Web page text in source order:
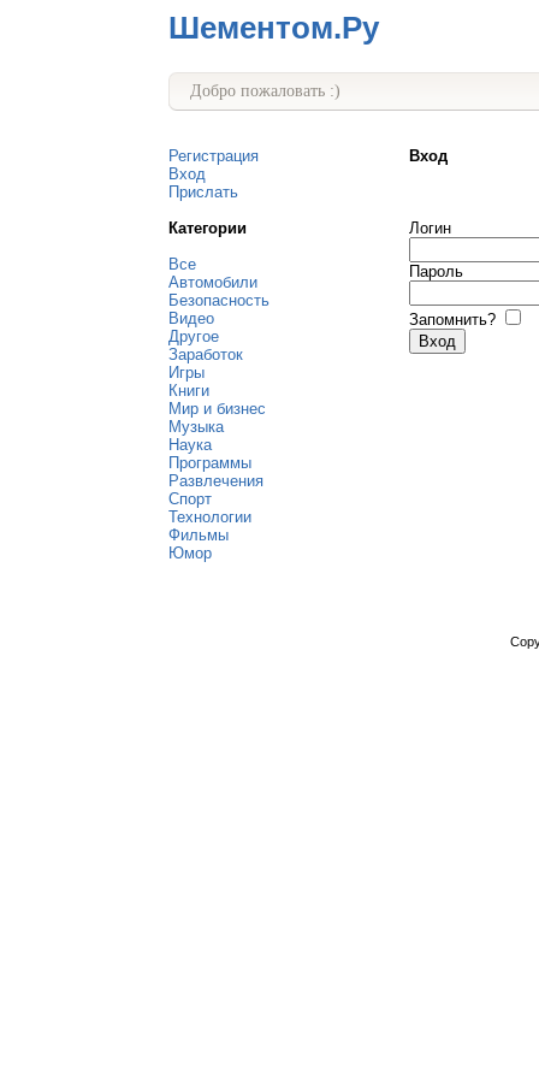
Шементом.Ру
Добро пожаловать :)
Регистрация
Вход
Прислать
Категории
Все
Автомобили
Безопасность
Видео
Другое
Заработок
Игры
Книги
Мир и бизнес
Музыка
Наука
Программы
Развлечения
Спорт
Технологии
Фильмы
Юмор
Вход
Логин
Пароль
Запомнить?